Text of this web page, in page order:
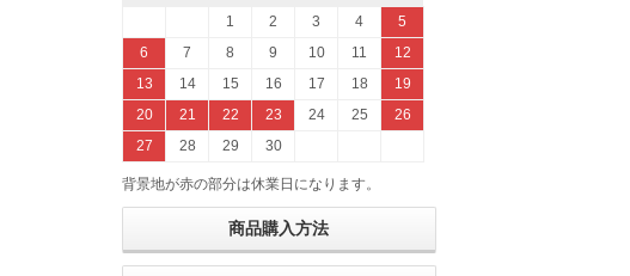
1
2 3 4
5
6
7 8 9 10 11
12
13
14 15 16 17 18
19
20
21 22 23 24 25
26
27
28 29 30
背景地が赤の部分は休業日になります。
商品購入方法